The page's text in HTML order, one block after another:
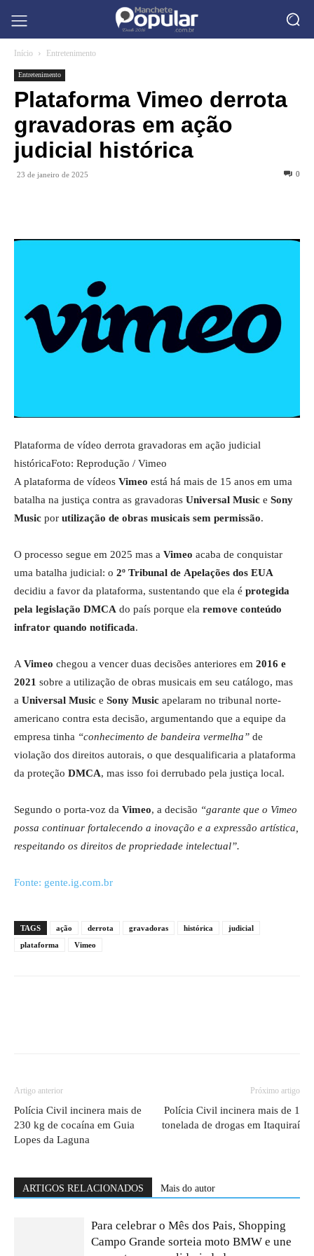
Início Entretenimento
Entretenimento
Plataforma Vimeo derrota
gravadoras em ação
judicial histórica
23 de janeiro de 2025 0
Plataforma de vídeo derrota gravadoras em ação judicial
históricaFoto: Reprodução / Vimeo
A plataforma de vídeos Vimeo está há mais de 15 anos em uma
batalha na justiça contra as gravadoras Universal Music e Sony
Music por utilização de obras musicais sem permissão.
O processo segue em 2025 mas a Vimeo acaba de conquistar
uma batalha judicial: o 2º Tribunal de Apelações dos EUA
decidiu a favor da plataforma, sustentando que ela é protegida
pela legislação DMCA do país porque ela remove conteúdo
infrator quando notificada.
AVimeo chegou a vencer duas decisões anteriores em 2016 e
2021 sobre a utilização de obras musicais em seu catálogo, mas
a Universal Music e Sony Music apelaram no tribunal norte-
americano contra esta decisão, argumentando que a equipe da
empresa tinha “conhecimento de bandeira vermelha” de
violação dos direitos autorais, o que desqualificaria a plataforma
da proteção DMCA, mas isso foi derrubado pela justiça local.
Segundo o porta-voz da Vimeo, a decisão “garante que o Vimeo
possa continuar fortalecendo a inovação e a expressão artística,
respeitando os direitos de propriedade intelectual”.
Fonte: gente.ig.com.br
TAGS ação derrota gravadoras histórica
judicial
plataforma
Vimeo
Artigo anterior
Polícia Civil incinera mais de
230 kg de cocaína em Guia
Lopes da Laguna
Próximo artigo
Polícia Civil incinera mais de 1
tonelada de drogas em Itaquiraí
ARTIGOS RELACIONADOS Mais do autor
Para celebrar o Mês dos Pais, Shopping
Campo Grande sorteia moto BMW e une